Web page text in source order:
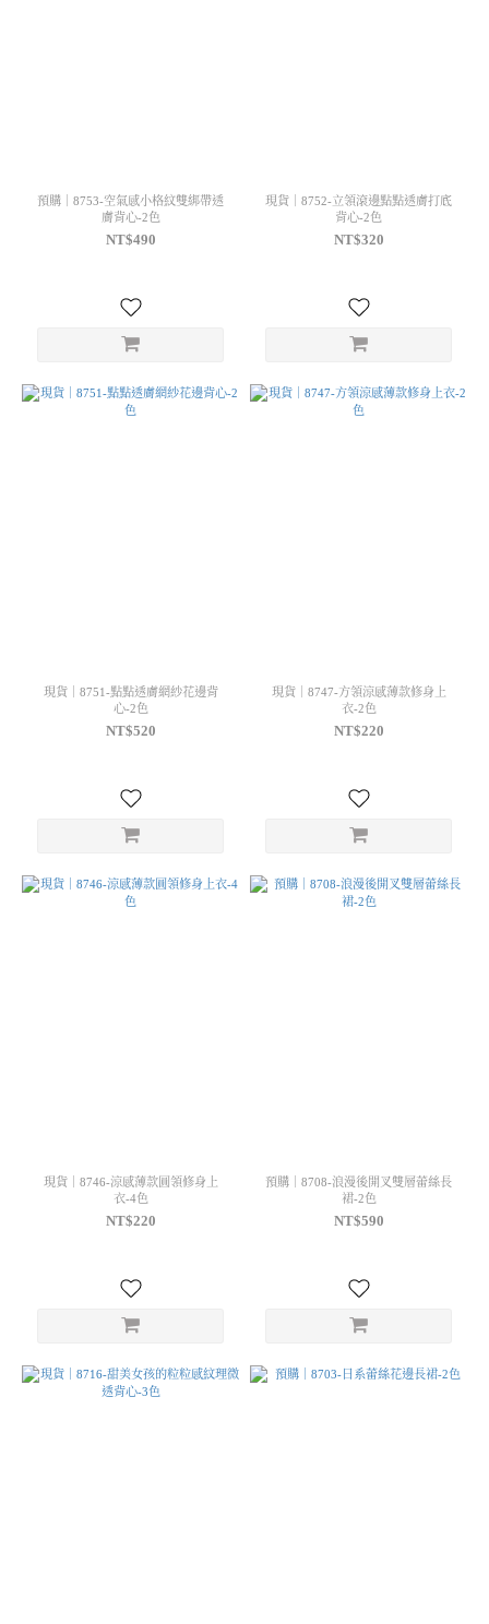
預購｜8753-空氣感小格紋雙綁帶透
膚背心-2色
NT$490
現貨｜8752-立領滾邊點點透膚打底
背心-2色
NT$320
現貨｜8751-點點透膚網紗花邊背
心-2色
NT$520
現貨｜8747-方領涼感薄款修身上
衣-2色
NT$220
現貨｜8746-涼感薄款圓領修身上
衣-4色
NT$220
預購｜8708-浪漫後開叉雙層蕾絲長
裙-2色
NT$590